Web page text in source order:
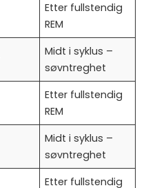
Etter fullstendig
REM
Midt i syklus –
søvntreghet
Etter fullstendig
REM
Midt i syklus –
søvntreghet
Etter fullstendig